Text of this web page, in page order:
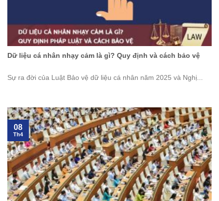
Dữ liệu cá nhân nhạy cảm là gì? Quy định và cách bảo vệ
Sự ra đời của Luật Bảo vệ dữ liệu cá nhân năm 2025 và Nghị...
08
Th4